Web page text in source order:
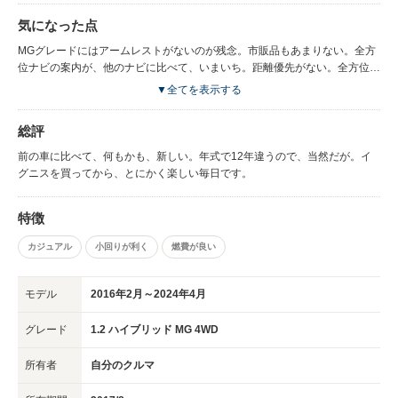
席への温風ダクトもいいと思う。
気になった点
MGグレードにはアームレストがないのが残念。市販品もあまりない。全方
位ナビの案内が、他のナビに比べて、いまいち。距離優先がない。全方位ナ
ビに、旧型iPod HDD 80G版を接続すると、認識に時間がかかる。iPod
ウムイオンバッテリーの回生や、アイドリングストップ、モーターアシスト
が、働きにくくなると聞いている。冬に確認する予定です。ワイパーデアイ
サー（凍結防止装置）がないのが、不満といえば不満。
▼全てを表示する
総評
前の車に比べて、何もかも、新しい。年式で12年違うので、当然だが。イ
グニスを買ってから、とにかく楽しい毎日です。
特徴
カジュアル 小回りが利く 燃費が良い
モデル 2016年2月～2024年4月
グレード 1.2 ハイブリッド MG 4WD
所有者 自分のクルマ